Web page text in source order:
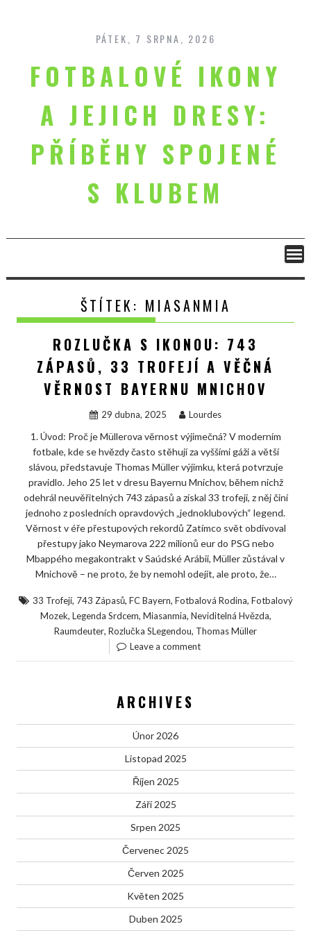
content
PÁTEK, 7 SRPNA, 2026
FOTBALOVÉ IKONY
A JEJICH DRESY:
PŘÍBĚHY SPOJENÉ
S KLUBEM
ŠTÍTEK: MIASANMIA
ROZLUČKA S IKONOU: 743
ZÁPASŮ, 33 TROFEJÍ A VĚČNÁ
VĚRNOST BAYERNU MNICHOV
29 dubna, 2025 Lourdes
1. Úvod: Proč je Müllerova věrnost výjimečná? V moderním
fotbale, kde se hvězdy často stěhují za vyššími gáži a větší
slávou, představuje Thomas Müller výjimku, která potvrzuje
pravidlo. Jeho 25 let v dresu Bayernu Mnichov, během nichž
odehrál neuvěřitelných 743 zápasů a získal 33 trofejí, z něj činí
jednoho z posledních opravdových „jednoklubových“ legend.
Věrnost v éře přestupových rekordů Zatímco svět obdivoval
přestupy jako Neymarova 222 milionů eur do PSG nebo
Mbappého megakontrakt v Saúdské Arábii, Müller zůstával v
Mnichově – ne proto, že by nemohl odejít, ale proto, že…
33 Trofejí, 743 Zápasů, FC Bayern, Fotbalová Rodina, Fotbalový
Mozek, Legenda Srdcem, Miasanmia, Neviditelná Hvězda,
Raumdeuter, Rozlučka SLegendou, Thomas Müller
Leave a comment
ARCHIVES
Únor 2026
Listopad 2025
Říjen 2025
Září 2025
Srpen 2025
Červenec 2025
Červen 2025
Květen 2025
Duben 2025